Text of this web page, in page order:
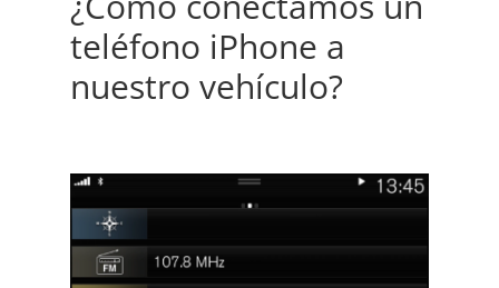
teléfono iPhone a
nuestro vehículo?